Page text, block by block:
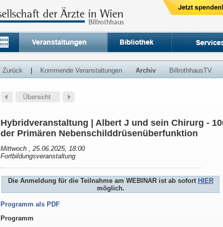
Zurück Kommende Veranstaltungen Archiv BillrothhausTV
Hybridveranstaltung | Albert J und sein Chirurg -
der Primären Nebenschilddrüsenüberfunktion
Mittwoch , 25.06.2025, 18:00
Fortbildungsveranstaltung
Die Anmeldung für die Teilnahme am WEBINAR ist ab sofort HIER
möglich.
Programm als PDF
Programm